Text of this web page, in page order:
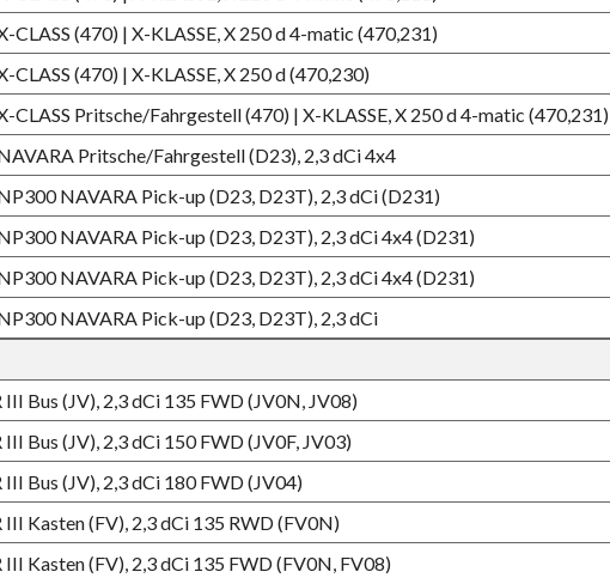
CLASS (470) | X-KLASSE, X 250 d 4-matic (470,231)
CLASS (470) | X-KLASSE, X 250 d (470,230)
CLASS Pritsche/Fahrgestell (470) | X-KLASSE, X 250 d 4-matic (470,231)
Pritsche/Fahrgestell (D23), 2,3 dCi 4x4
NAVARA Pick-up (D23, D23T), 2,3 dCi (D231)
NAVARA Pick-up (D23, D23T), 2,3 dCi 4x4 (D231)
NAVARA Pick-up (D23, D23T), 2,3 dCi 4x4 (D231)
NAVARA Pick-up (D23, D23T), 2,3 dCi
III Bus (JV), 2,3 dCi 135 FWD (JV0N, JV08)
III Bus (JV), 2,3 dCi 150 FWD (JV0F, JV03)
III Bus (JV), 2,3 dCi 180 FWD (JV04)
III Kasten (FV), 2,3 dCi 135 RWD (FV0N)
III Kasten (FV), 2,3 dCi 135 FWD (FV0N, FV08)